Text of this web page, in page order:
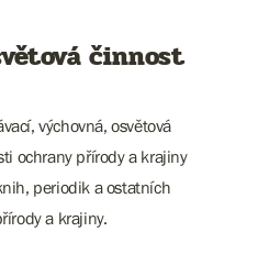
činnost
výchovná, osvětová
ochrany přírody a krajiny
periodik a ostatních
a krajiny.